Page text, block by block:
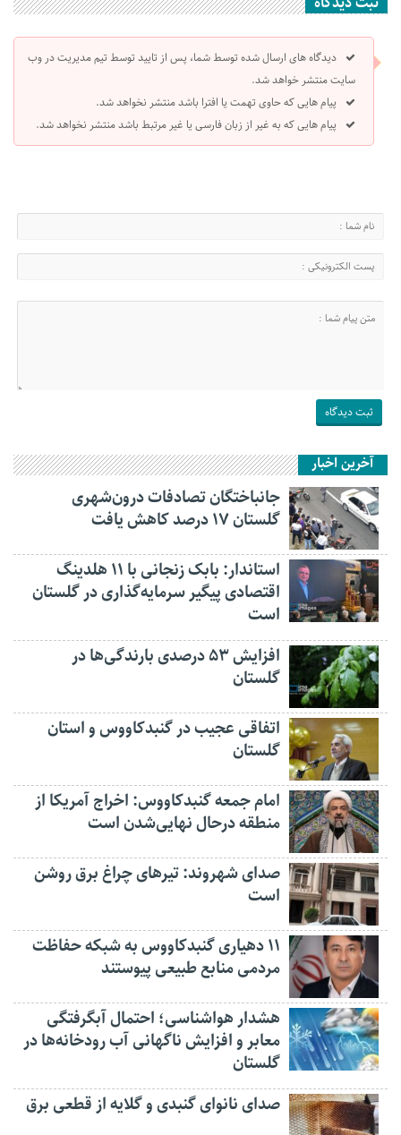
دیدگاه های ارسال شده توسط شما، پس از تایید توسط تیم مدیریت در وب
سایت منتشر خواهد شد.
پیام هایی که حاوی تهمت یا افترا باشد منتشر نخواهد شد.
پیام هایی که به غیر از زبان فارسی یا غیر مرتبط باشد منتشر نخواهد شد.
آخرین اخبار
جانباختگان تصادفات درون‌شهری
گلستان ۱۷ درصد کاهش یافت
استاندار: بابک زنجانی با ۱۱ هلدینگ
اقتصادی پیگیر سرمایه‌گذاری در گلستان
است
افزایش ۵۳ درصدی بارندگی‌ها در
گلستان
اتفاقی عجیب در‌ گنبدکاووس و استان
گلستان
امام جمعه گنبدکاووس: اخراج آمریکا از
منطقه درحال نهایی‌شدن است
صدای شهروند: تیرهای چراغ برق روشن
است
۱۱ دهیاری گنبدکاووس به شبکه حفاظت
مردمی منابع طبیعی پیوستند
هشدار هواشناسی؛ احتمال آبگرفتگی
معابر و افزایش ناگهانی آب رودخانه‌ها در
گلستان
صدای نانوای گنبدی و گلایه از قطعی برق